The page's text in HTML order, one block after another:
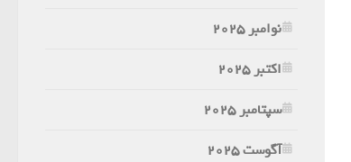
نوامبر 2025
اکتبر 2025
سپتامبر 2025
آگوست 2025